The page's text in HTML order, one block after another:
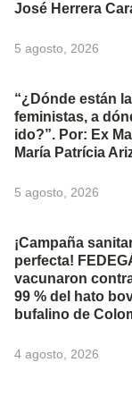
José Herrera
5 agosto, 2026
“¿Dónde están
feministas, a
ido?”. Por: Ex
María Patrícia
5 agosto, 2026
¡Campaña
perfecta!
vacunaron
99 % del hato
bufalino de
4 agosto, 2026